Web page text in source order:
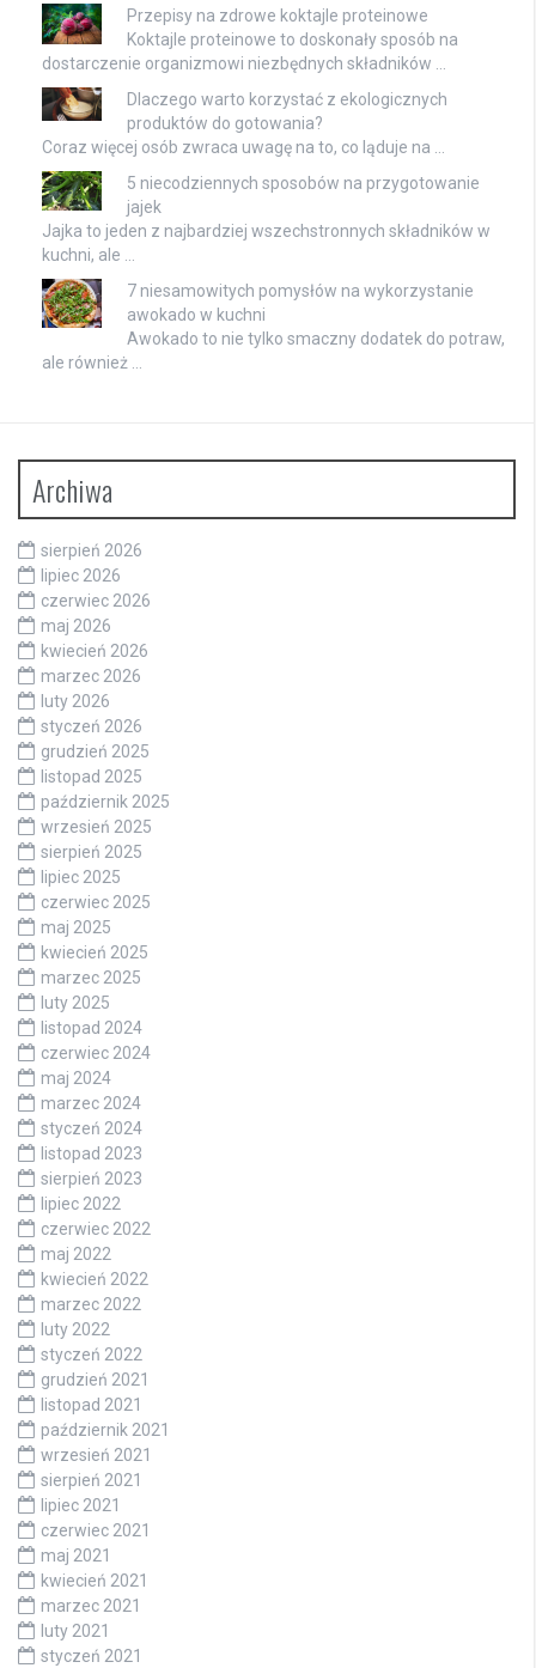
Przepisy na zdrowe koktajle proteinowe
Koktajle proteinowe to doskonały sposób na
dostarczenie organizmowi niezbędnych składników …
Dlaczego warto korzystać z ekologicznych
produktów do gotowania?
Coraz więcej osób zwraca uwagę na to, co ląduje na …
5 niecodziennych sposobów na przygotowanie
jajek
Jajka to jeden z najbardziej wszechstronnych składników w
kuchni, ale …
7 niesamowitych pomysłów na wykorzystanie
awokado w kuchni
Awokado to nie tylko smaczny dodatek do potraw,
ale również …
Archiwa
sierpień 2026
lipiec 2026
czerwiec 2026
maj 2026
kwiecień 2026
marzec 2026
luty 2026
styczeń 2026
grudzień 2025
listopad 2025
październik 2025
wrzesień 2025
sierpień 2025
lipiec 2025
czerwiec 2025
maj 2025
kwiecień 2025
marzec 2025
luty 2025
listopad 2024
czerwiec 2024
maj 2024
marzec 2024
styczeń 2024
listopad 2023
sierpień 2023
lipiec 2022
czerwiec 2022
maj 2022
kwiecień 2022
marzec 2022
luty 2022
styczeń 2022
grudzień 2021
listopad 2021
październik 2021
wrzesień 2021
sierpień 2021
lipiec 2021
czerwiec 2021
maj 2021
kwiecień 2021
marzec 2021
luty 2021
styczeń 2021